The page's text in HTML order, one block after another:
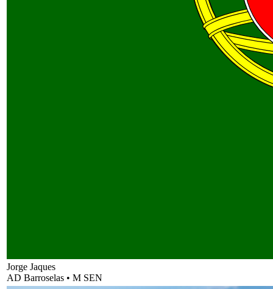
Jorge Jaques
AD Barroselas • M SEN